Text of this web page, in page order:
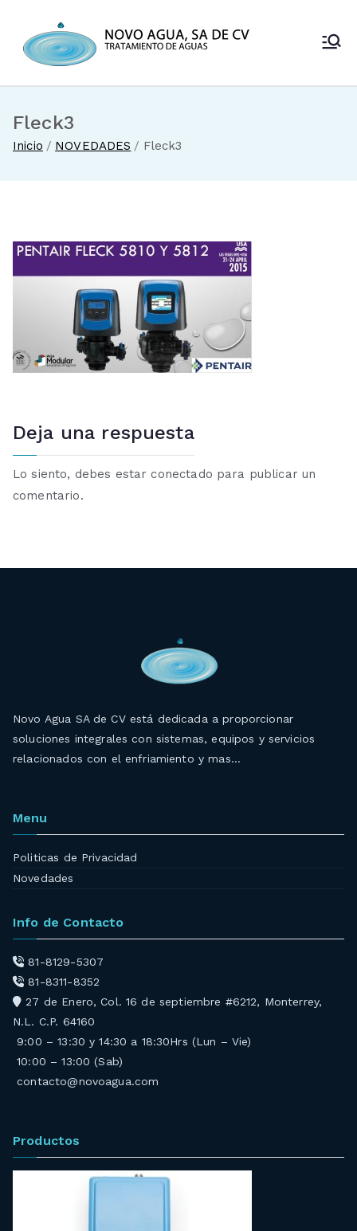
contenido
Novo Agua
Fleck3
Inicio NOVEDADES Fleck3
Deja una respuesta
Lo siento, debes estarconectado para publicar un
comentario.
Novo Agua SA de CV está dedicada a proporcionar
soluciones integrales con sistemas, equipos y servicios
relacionados con el enfriamiento y mas…
Menu
Politicas de Privacidad
Novedades
Info de Contacto
81-8129-5307
81-8311-8352
27 de Enero, Col. 16 de septiembre #6212, Monterrey,
N.L. C.P. 64160
9:00 – 13:30 y 14:30 a 18:30Hrs (Lun – Vie)
10:00 – 13:00 (Sab)
contacto@novoagua.com
Productos